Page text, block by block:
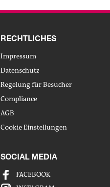
RECHTLICHES
Impressum
Datenschutz
Regelung für Besucher
Compliance
AGB
Cookie Einstellungen
SOCIAL MEDIA
FACEBOOK